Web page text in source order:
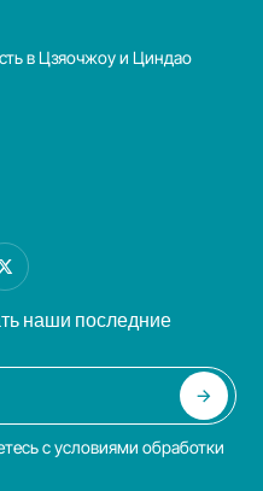
в Цзяочжоу и Циндао
наши последние
с условиями обработки